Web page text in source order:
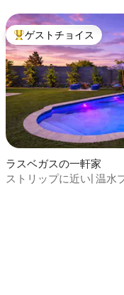
、5つ星中4.98つ星の平
大好評のゲストチョイ
ゲストチョイス
ラスベガスの一軒家
ストリップに近い| 温水